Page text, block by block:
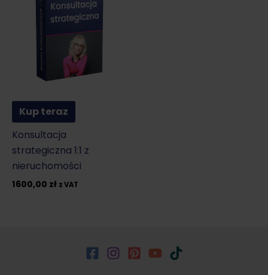
Kup teraz
Konsultacja
strategiczna 1:1 z
nieruchomości
1600,00 zł z VAT